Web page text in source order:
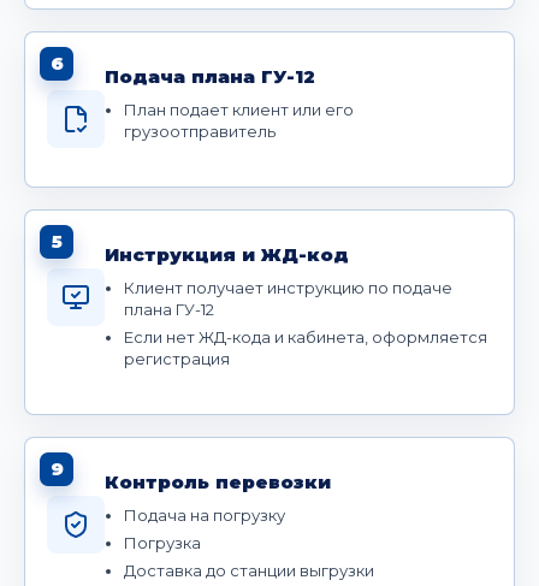
6
Подача плана ГУ-12
План подает клиент или его
грузоотправитель
5
Инструкция и ЖД-код
Клиент получает инструкцию по подаче
плана ГУ-12
Если нет ЖД-кода и кабинета, оформляется
регистрация
9
Контроль перевозки
Подача на погрузку
Погрузка
Доставка до станции выгрузки